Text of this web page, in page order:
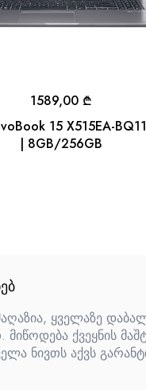
15 X515EA-
| 8GB/256GB
1589,00 ₾
ყველაზე
მიწოდება ქვეყნის
ნივთს აქვს